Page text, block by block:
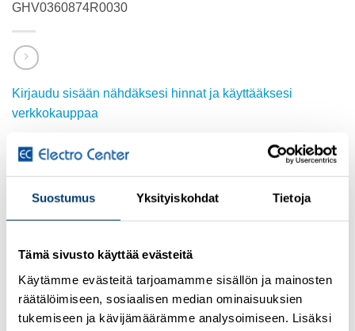
Suostumus Yksityiskohdat Tietoja
Tämä sivusto käyttää evästeitä
Käytämme evästeitä tarjoamamme sisällön ja mainosten
räätälöimiseen, sosiaalisen median ominaisuuksien
tukemiseen ja kävijämäärämme analysoimiseen. Lisäksi
GHV0360874R0030
Kirjaudu sisään nähdäksesi hinnat ja käyttääksesi
verkkokauppaa
Lisätietoja tuotteesta
TUTUSTU MYÖS